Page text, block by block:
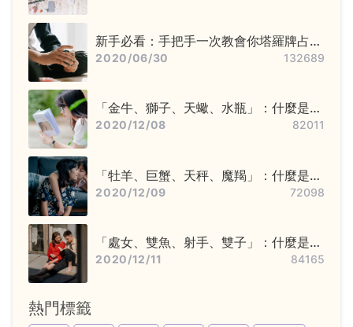
新手必看：手把手一次教會你塔羅牌占卜
步驟——洗牌＋切牌、抽牌、排牌陣！
2020/06/30 132689
「金牛、獅子、天蠍、水瓶」：什麼是固
定星座，他們又該怎麼追？
2020/12/08 82011
「牡羊、巨蟹、天秤、魔羯」：什麼是基
本星座，他們又該怎麼追？
2020/12/09 72098
「處女、雙魚、射手、雙子」：什麼是變
動星座，他們又該怎麼追？
2020/12/11 84165
熱門標籤